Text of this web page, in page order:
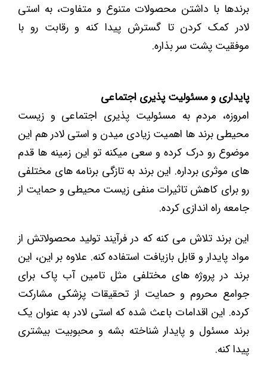
برندها با داشتن محصولات متنوع و متفاوت، به استی
لادر کمک کردن تا گسترش پیدا کنه و رقابت رو با
موفقیت پشت سر بذاره.
پایداری و مسئولیت پذیری اجتماعی
امروزه، مردم به مسئولیت ‌پذیری اجتماعی و زیست
محیطی برند ها اهمیت زیادی میدن و استی لادر هم این
موضوع رو درک کرده و سعی میکنه تو این زمینه ‌ها قدم
های موثری برداره. این برند به ‌تازگی برنامه ‌های مختلفی
رو برای کاهش تاثیرات منفی زیست ‌محیطی و حمایت از
جامعه راه ‌اندازی کرده.
این برند تلاش می کنه که در فرآیند تولید محصولاتش از
مواد پایدار و قابل بازیافت استفاده کنه. علاوه بر این، این
برند در پروژه ‌های مختلفی مثل تامین آب پاک برای
جوامع محروم و حمایت از تحقیقات پزشکی مشارکت
کرده. این اقدامات باعث شده که استی لادر به ‌عنوان یک
برند مسئول و پایدار شناخته بشه و محبوبیت بیشتری
پیدا کنه.